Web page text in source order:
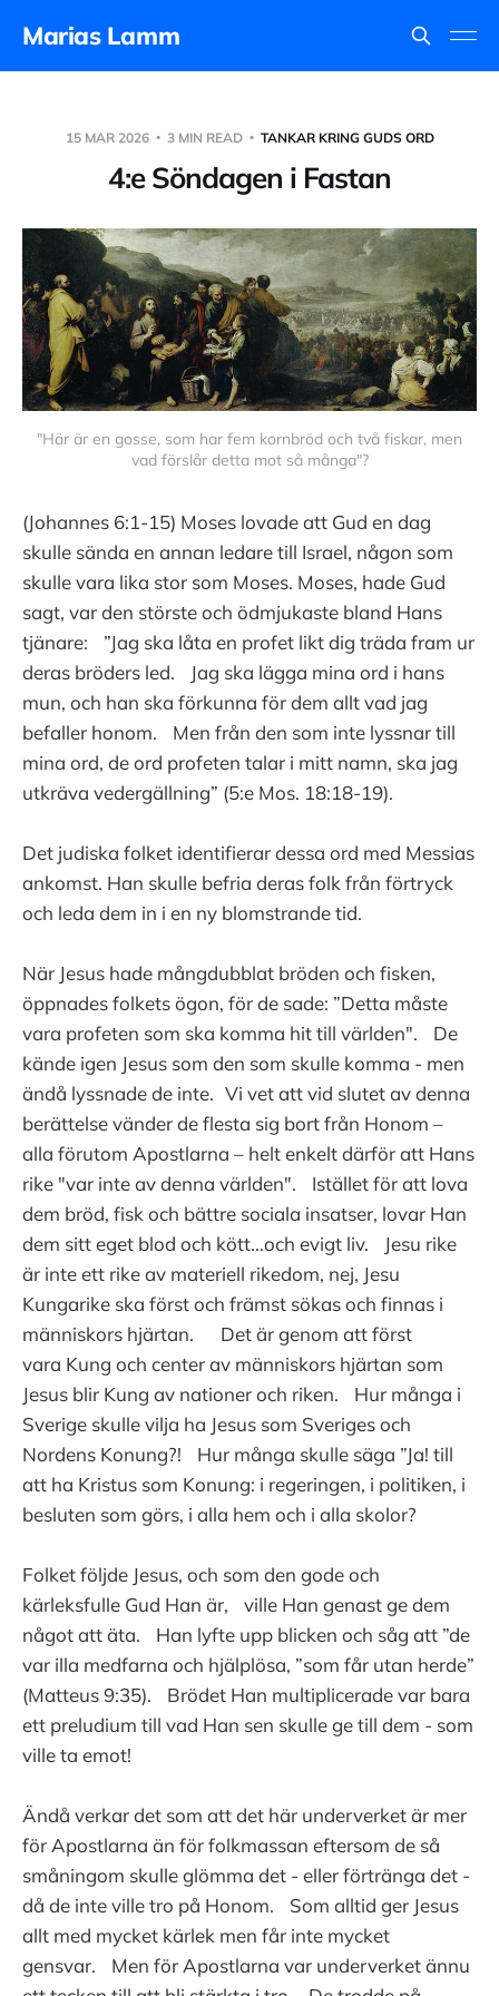
Marias Lamm
15 MAR 2026 3 MIN READ TANKAR KRING GUDS ORD
4:e Söndagen i Fastan
vad förslår detta mot så många"?
(Johannes 6:1-15) Moses lovade att Gud en dag
skulle sända en annan ledare till Israel, någon som
skulle vara lika stor som Moses. Moses, hade Gud
sagt, var den störste och ödmjukaste bland Hans
tjänare: ”Jag ska låta en profet likt dig träda fram ur
deras bröders led. Jag ska lägga mina ord i hans
mun, och han ska förkunna för dem allt vad jag
befaller honom. Men från den som inte lyssnar till
mina ord, de ord profeten talar i mitt namn, ska jag
utkräva vedergällning” (5:e Mos. 18:18-19).
Det judiska folket identifierar dessa ord med Messias
ankomst. Han skulle befria deras folk från förtryck
och leda dem in i en ny blomstrande tid.
När Jesus hade mångdubblat bröden och fisken,
öppnades folkets ögon, för de sade: ”Detta måste
vara profeten som ska komma hit till världen". De
kände igen Jesus som den som skulle komma - men
ändå lyssnade de inte. Vi vet att vid slutet av denna
berättelse vänder de flesta sig bort från Honom –
alla förutom Apostlarna – helt enkelt därför att Hans
rike "var inte av denna världen". Istället för att lova
dem bröd, fisk och bättre sociala insatser, lovar Han
dem sitt eget blod och kött...och evigt liv. Jesu rike
är inte ett rike av materiell rikedom, nej, Jesu
Kungarike ska först och främst sökas och finnas i
människors hjärtan. Det är genom att först
vara Kung och center av människors hjärtan som
Jesus blir Kung av nationer och riken. Hur många i
Sverige skulle vilja ha Jesus som Sveriges och
Nordens Konung?! Hur många skulle säga ”Ja! till
att ha Kristus som Konung: i regeringen, i politiken, i
besluten som görs, i alla hem och i alla skolor?
Folket följde Jesus, och som den gode och
kärleksfulle Gud Han är, ville Han genast ge dem
något att äta. Han lyfte upp blicken och såg att ”de
var illa medfarna och hjälplösa, ”som får utan herde”
(Matteus 9:35). Brödet Han multiplicerade var bara
ett preludium till vad Han sen skulle ge till dem - som
ville ta emot!
Ändå verkar det som att det här underverket är mer
för Apostlarna än för folkmassan eftersom de så
småningom skulle glömma det - eller förtränga det -
då de inte ville tro på Honom. Som alltid ger Jesus
allt med mycket kärlek men får inte mycket
gensvar. Men för Apostlarna var underverket ännu